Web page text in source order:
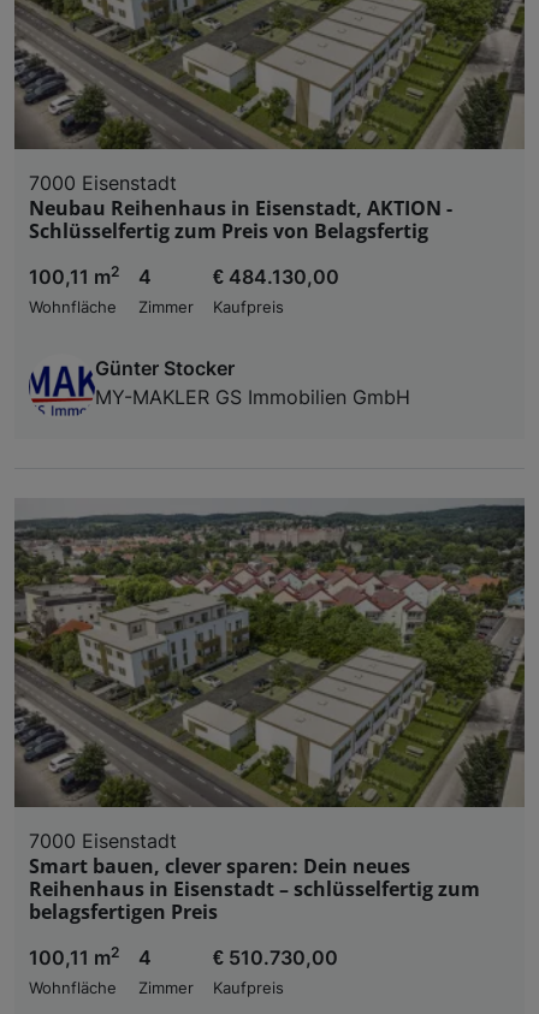
7000 Eisenstadt
Neubau Reihenhaus in Eisenstadt, AKTION -
Schlüsselfertig zum Preis von Belagsfertig
100,11 m2
Wohnfläche
4
Zimmer
€ 484.130,00
Kaufpreis
Günter Stocker
MY-MAKLER GS Immobilien GmbH
7000 Eisenstadt
Smart bauen, clever sparen: Dein neues
Reihenhaus in Eisenstadt – schlüsselfertig zum
belagsfertigen Preis
100,11 m2
Wohnfläche
4
Zimmer
€ 510.730,00
Kaufpreis